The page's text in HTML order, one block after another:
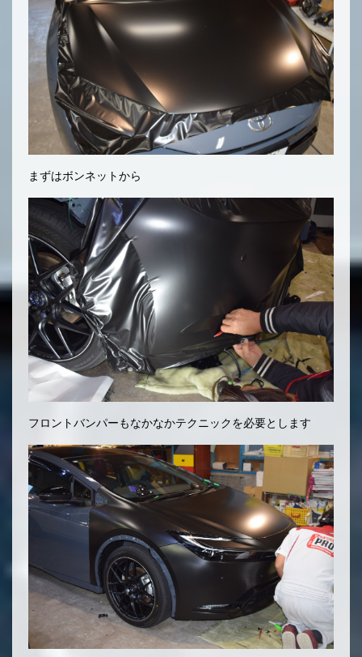
まずはボンネットから
フロントバンパーもなかなかテクニックを必要とします